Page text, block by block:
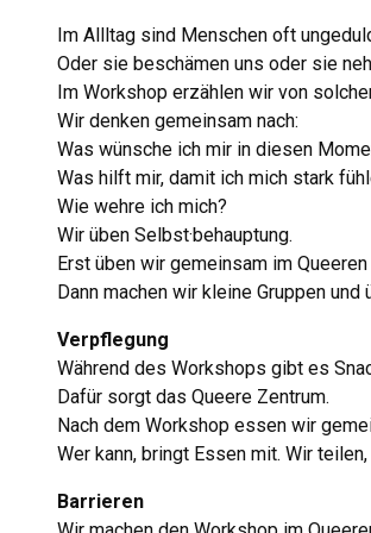
Im Allltag sind Menschen oft
Oder sie beschämen uns oder sie
Im Workshop erzählen wir von
Wir denken gemeinsam nach:
Was wünsche ich mir in diesen
Was hilft mir, damit ich mich stark
Wie wehre ich mich?
Wir üben Selbst·behauptung.
Erst üben wir gemeinsam im Queeren
Dann machen wir kleine Gruppen und
Verpflegung
Während des Workshops gibt es
Dafür sorgt das Queere Zentrum.
Nach dem Workshop essen wir
Wer kann, bringt Essen mit. Wir
Barrieren